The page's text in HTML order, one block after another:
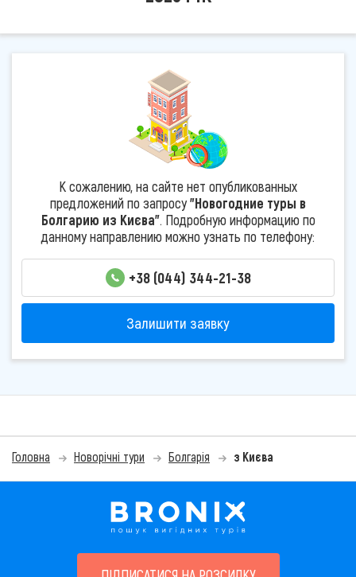
К сожалению, на сайте нет опубликованных
предложений по запросу"Новогодние туры в
Болгарию из Києва". Подробную информацию по
данному направлению можно узнать по телефону:
+38 (044) 344-21-38
Залишити заявку
Головна Новорічні тури Болгарія з Києва